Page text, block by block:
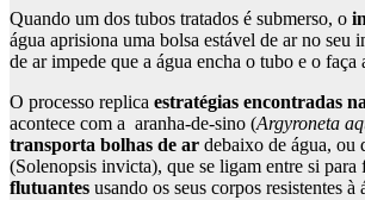
Quando um dos tubos tratados é submerso, o
água aprisiona uma bolsa estável de ar no seu
de ar impede que a água encha o tubo e o faça
O processo replica estratégias encontradas
acontece com a aranha-de-sino (Argyroneta
transporta bolhas de ar debaixo de água, ou
(Solenopsis invicta), que se ligam entre si para
flutuantes usando os seus corpos resistentes à